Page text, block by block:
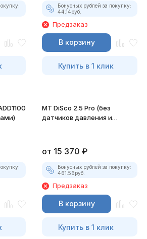
Бонусных рублей за покупку:
44.14руб.
Предзаказ
В корзину
Купить в 1 клик
MT DiSco 2.5 Pro (без
датчиков давления и
от 15 370 ₽
Бонусных рублей за покупку:
461.56руб.
Предзаказ
В корзину
Купить в 1 клик